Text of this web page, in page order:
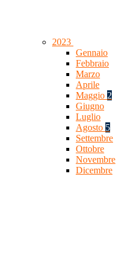
2023
Gennaio
Febbraio
Marzo
Aprile
Maggio 2
Giugno
Luglio
Agosto 5
Settembre
Ottobre
Novembre
Dicembre